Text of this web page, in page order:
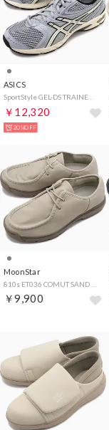
ASICS
SportStyle GEL-DS TRAINER 14 PIEDMONT-GREY/IVORY [1203A607-022] （PIEDMONT-GREY/IVORY）
￥12,320
20%OFF
MoonStar
￥9,900